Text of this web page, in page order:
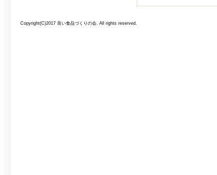
Copyright(C)2017 良い食品づくりの会. All rights reserved.